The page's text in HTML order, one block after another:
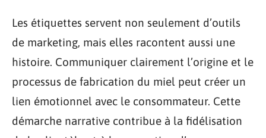
Les étiquettes servent non seulement d’outils
de marketing, mais elles racontent aussi une
histoire. Communiquer clairement l’origine et le
processus de fabrication du miel peut créer un
lien émotionnel avec le consommateur. Cette
démarche narrative contribue à la fidélisation